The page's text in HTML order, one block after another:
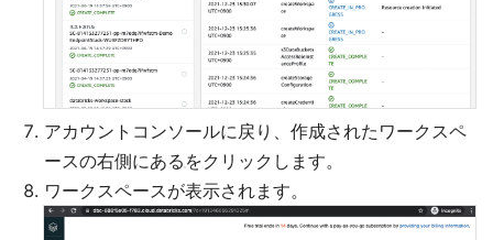
アカウントコンソールに戻り、作成されたワークスペ
ースの右側にあるをクリックします。
ワークスペースが表示されます。